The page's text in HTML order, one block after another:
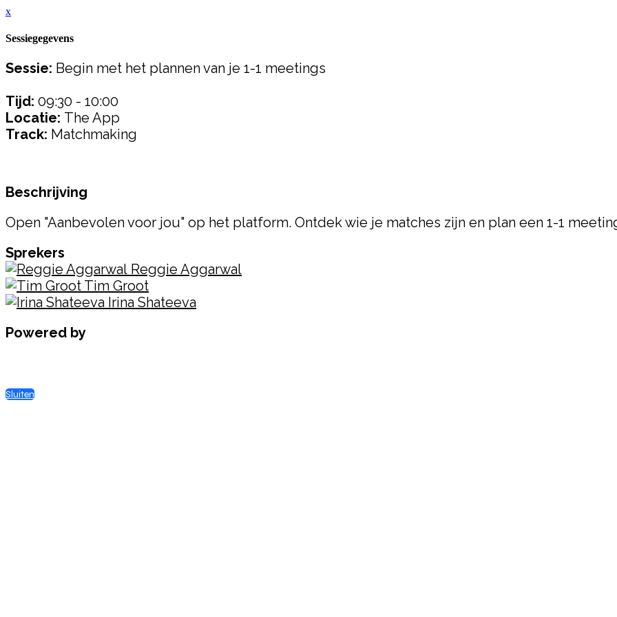
x
Sessiegegevens
Sessie: Begin met het plannen van je 1-1 meetings
Tijd: 09:30 - 10:00
Locatie: The App
Track: Matchmaking
Beschrijving
Open "Aanbevolen voor jou" op het platform. Ontdek wie je matches zijn en plan een 1-1
Sprekers
Reggie Aggarwal
Tim Groot
Irina Shateeva
Powered by
Sluiten